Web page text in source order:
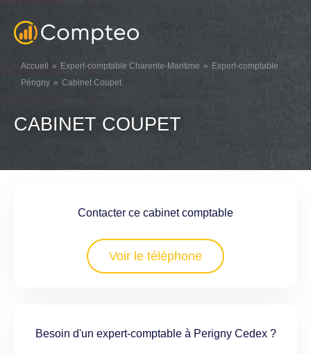
Accueil Expert-comptable Charente-Maritime
Expert-comptable
Périgny
Cabinet Coupet
CABINET COUPET
Contacter ce cabinet comptable
Voir le téléphone
Besoin d'un expert-comptable à Perigny Cedex ?